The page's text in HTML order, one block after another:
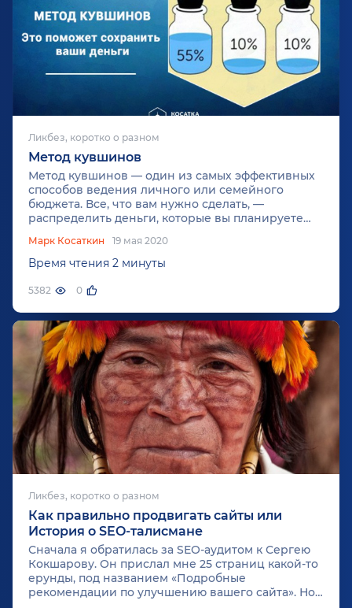
Ликбез, коротко о разном
Метод кувшинов
Метод кувшинов — один из самых эффективных
способов ведения личного или семейного
бюджета. Все, что вам нужно сделать, —
распределить деньги, которые вы планируете
отвечает за одну сферу жизни. Таким образом,
вы не потратите больше того, чем
Марк Косаткин 19 мая 2020
Время чтения 2 минуты
5382 0
Ликбез, коротко о разном
Как правильно продвигать сайты или
История о SEO-талисмане
Сначала я обратилась за SEO-аудитом к Сергею
Кокшарову. Он прислал мне 25 страниц какой-то
ерунды, под названием «Подробные
рекомендации по улучшению вашего сайта». Но